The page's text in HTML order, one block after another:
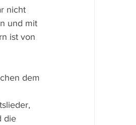
nicht
und mit
ist von
dem
die